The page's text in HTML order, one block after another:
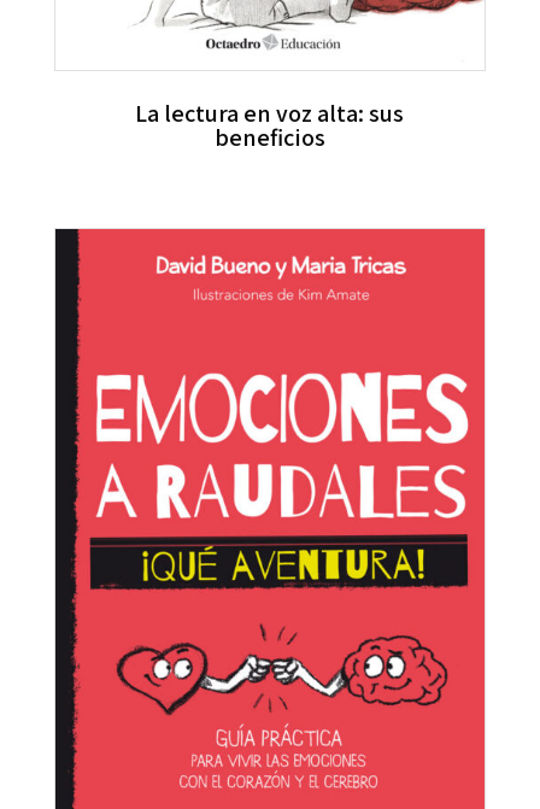
La lectura en voz alta: sus
beneficios